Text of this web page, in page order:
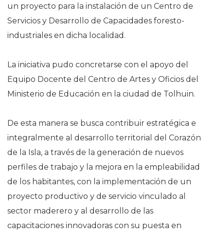
un proyecto para la instalación de un Centro de
Servicios y Desarrollo de Capacidades foresto-
industriales en dicha localidad.
La iniciativa pudo concretarse con el apoyo del
Equipo Docente del Centro de Artes y Oficios del
Ministerio de Educación en la ciudad de Tolhuin.
De esta manera se busca contribuir estratégica e
integralmente al desarrollo territorial del Corazón
de la Isla, a través de la generación de nuevos
perfiles de trabajo y la mejora en la empleabilidad
de los habitantes, con la implementación de un
proyecto productivo y de servicio vinculado al
sector maderero y al desarrollo de las
capacitaciones innovadoras con su puesta en